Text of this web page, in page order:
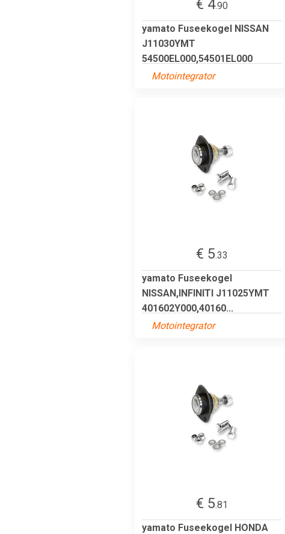
€ 4.90
yamato Fuseekogel NISSAN
J11030YMT
54500EL000,54501EL000
Motointegrator
€ 5.33
yamato Fuseekogel
NISSAN,INFINITI J11025YMT
401602Y000,40160...
Motointegrator
€ 5.81
yamato Fuseekogel HONDA